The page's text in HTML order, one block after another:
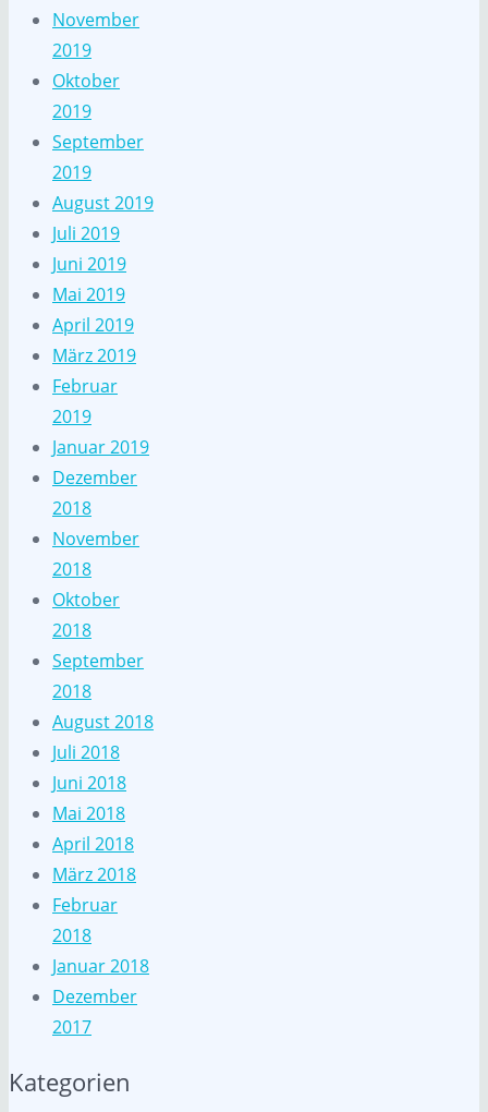
November
2019
Oktober
2019
September
2019
August 2019
Juli 2019
Juni 2019
Mai 2019
April 2019
März 2019
Februar
2019
Januar 2019
Dezember
2018
November
2018
Oktober
2018
September
2018
August 2018
Juli 2018
Juni 2018
Mai 2018
April 2018
März 2018
Februar
2018
Januar 2018
Dezember
2017
Kategorien